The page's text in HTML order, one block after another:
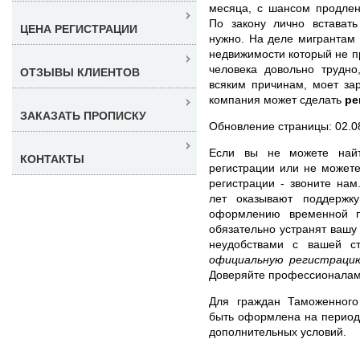
месяца, с шансом
По закону лично
нужно. На деле мигрантам
недвижимости который не
человека довольно
всяким причинам, моет
компания может сделать
Обновление страницы:
Если вы не можете
регистрации или не
регистрации - звоните
лет оказывают
оформлению временной
обязательно устранят
неудобствами с
официальную
Доверяйте
Для граждан
быть оформлена на
дополнительных условий.
ЦЕНА РЕГИСТРАЦИИ
ОТЗЫВЫ КЛИЕНТОВ
ЗАКАЗАТЬ ПРОПИСКУ
КОНТАКТЫ